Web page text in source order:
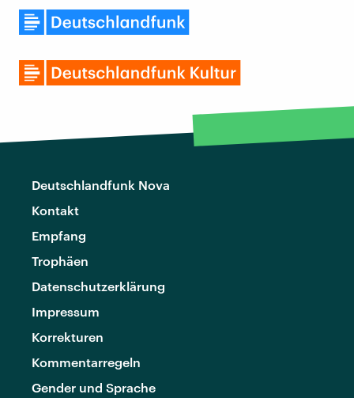
Deutschlandfunk Nova
Kontakt
Empfang
Trophäen
Datenschutzerklärung
Impressum
Korrekturen
Kommentarregeln
Gender und Sprache